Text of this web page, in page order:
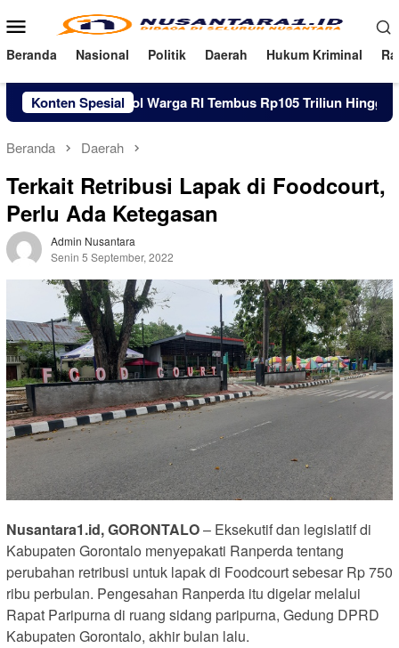
ke
konten
Menu
Mobile
Beranda Nasional Politik Daerah Hukum Kriminal
Konten Spesial
Utang Pinjol Warga RI Tembus Rp105 Triliun Hingga Juni 2026
Beranda Daerah
Terkait Retribusi Lapak di Foodcourt,
Perlu Ada Ketegasan
Admin Nusantara
Senin 5 September, 2022
Nusantara1.id, GORONTALO– Eksekutif dan legislatif di
Kabupaten Gorontalo menyepakati Ranperda tentang
perubahan retribusi untuk lapak di Foodcourt sebesar Rp 750
ribu perbulan. Pengesahan Ranperda itu digelar melalui
Rapat Paripurna di ruang sidang paripurna, Gedung DPRD
Kabupaten Gorontalo, akhir bulan lalu.